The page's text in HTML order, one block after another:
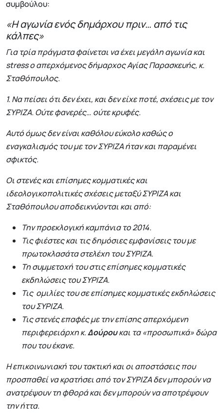
συμβούλου:
«Η αγωνία ενός δημάρχου πριν… από τις
κάλπες»
Για τρία πράγματα φαίνεται να έχει μεγάλη αγωνία και
stress ο απερχόμενος δήμαρχος Αγίας Παρασκευής, κ.
Σταθόπουλος.
1. Να πείσει ότι δεν έχει, και δεν είχε ποτέ, σχέσεις με τον
ΣΥΡΙΖΑ. Ούτε φανερές… ούτε κρυφές.
Αυτό όμως δεν είναι καθόλου εύκολο καθώς ο
εναγκαλισμός του με τον ΣΥΡΙΖΑ ήταν και παραμένει
σφικτός.
Οι στενές και επίσημες κομματικές και
ιδεολογικοπολιτικές σχέσεις μεταξύ ΣΥΡΙΖΑ και
Σταθόπουλου αποδεικνύονται και από:
Την προεκλογική καμπάνια το 2014.
Τις φιέστες και τις δημόσιες εμφανίσεις του με
πρωτοκλασάτα στελέχη του ΣΥΡΙΖΑ.
Τη συμμετοχή του στις επίσημες κομματικές
εκδηλώσεις του ΣΥΡΙΖΑ.
Τις ομιλίες του σε επίσημες κομματικές εκδηλώσεις
του ΣΥΡΙΖΑ.
Τις στενές επαφές με την επίσης απερχόμενη
περιφερειάρχη κ.Δούρουκαι τα «προσωπικά» δώρα
που του έκανε.
Η επικοινωνιακή του τακτική και οι αποστάσεις που
προσπαθεί να κρατήσει από τον ΣΥΡΙΖΑ δεν μπορούν να
ανατρέψουν τη φθορά και δεν μπορούν να αποτρέψουν
την ήττα.